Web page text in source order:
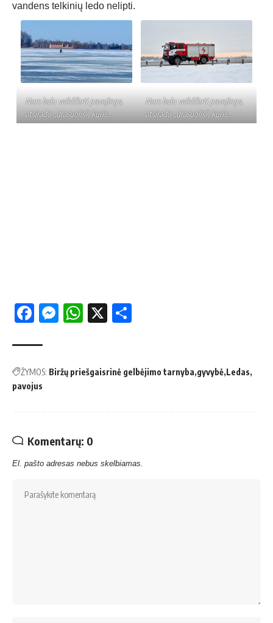
vandens telkinių ledo nelipti.
Nors ledu vaikščioti pavojinga,
atsirado „drąsuolis“, kuris
dviračiu įveikė visą ruožą skersai
Nors ledu vaikščioti pavojinga,
atsirado „drąsuolis“, kuris
dviračiu įveikė visą ruožą skersai
Facebook
Messenger
WhatsApp
X
ŽYMOS: Biržų priešgaisrinė gelbėjimo tarnyba gyvybė Ledas
pavojus
Komentarų: 0
El. pašto adresas nebus skelbiamas.